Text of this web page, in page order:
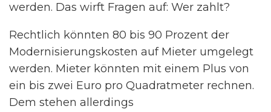
werden. Das wirft Fragen auf: Wer zahlt?
Rechtlich könnten 80 bis 90 Prozent der
Modernisierungskosten auf Mieter umgelegt
werden. Mieter könnten mit einem Plus von
ein bis zwei Euro pro Quadratmeter rechnen.
Dem stehen allerdings